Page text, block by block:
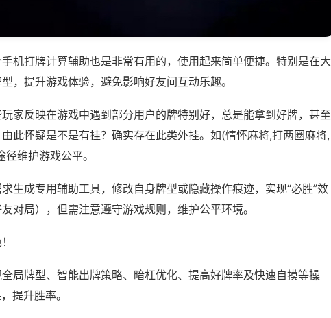
机打牌计算辅助也是非常有用的，使用起来简单便捷。特别是在大
，提升游戏体验，避免影响好友间互动乐趣。
家反映在游戏中遇到部分用户的牌特别好，总是能拿到好牌，甚至
此怀疑是不是有挂？确实存在此类外挂。如(情怀麻将,打两圈麻将,
维护游戏公平。
生成专用辅助工具，修改自身牌型或隐藏操作痕迹，实现“必胜”效
对局），但需注意遵守游戏规则，维护公平环境。
局牌型、智能出牌策略、暗杠优化、提高好牌率及快速自摸等操
提升胜率。